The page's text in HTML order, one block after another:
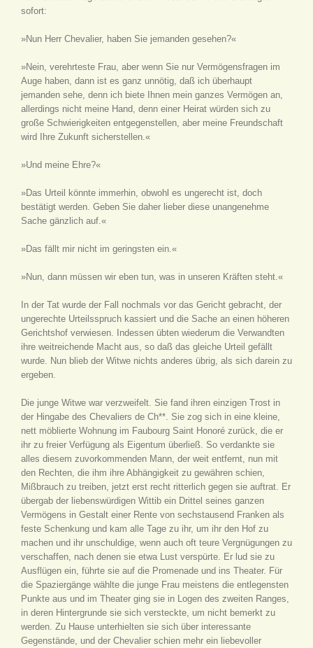
sofort:
»Nun Herr Chevalier, haben Sie jemanden gesehen?«
»Nein, verehrteste Frau, aber wenn Sie nur Vermögensfragen im
Auge haben, dann ist es ganz unnötig, daß ich überhaupt
jemanden sehe, denn ich biete Ihnen mein ganzes Vermögen an,
allerdings nicht meine Hand, denn einer Heirat würden sich zu
große Schwierigkeiten entgegenstellen, aber meine Freundschaft
wird Ihre Zukunft sicherstellen.«
»Und meine Ehre?«
»Das Urteil könnte immerhin, obwohl es ungerecht ist, doch
bestätigt werden. Geben Sie daher lieber diese unangenehme
Sache gänzlich auf.«
»Das fällt mir nicht im geringsten ein.«
»Nun, dann müssen wir eben tun, was in unseren Kräften steht.«
In der Tat wurde der Fall nochmals vor das Gericht gebracht, der
ungerechte Urteilsspruch kassiert und die Sache an einen höheren
Gerichtshof verwiesen. Indessen übten wiederum die Verwandten
ihre weitreichende Macht aus, so daß das gleiche Urteil gefällt
wurde. Nun blieb der Witwe nichts anderes übrig, als sich darein zu
ergeben.
Die junge Witwe war verzweifelt. Sie fand ihren einzigen Trost in
der Hingabe des Chevaliers de Ch**. Sie zog sich in eine kleine,
nett möblierte Wohnung im Faubourg Saint Honoré zurück, die er
ihr zu freier Verfügung als Eigentum überließ. So verdankte sie
alles diesem zuvorkommenden Mann, der weit entfernt, nun mit
den Rechten, die ihm ihre Abhängigkeit zu gewähren schien,
Mißbrauch zu treiben, jetzt erst recht ritterlich gegen sie auftrat. Er
übergab der liebenswürdigen Wittib ein Drittel seines ganzen
Vermögens in Gestalt einer Rente von sechstausend Franken als
feste Schenkung und kam alle Tage zu ihr, um ihr den Hof zu
machen und ihr unschuldige, wenn auch oft teure Vergnügungen zu
verschaffen, nach denen sie etwa Lust verspürte. Er lud sie zu
Ausflügen ein, führte sie auf die Promenade und ins Theater. Für
die Spaziergänge wählte die junge Frau meistens die entlegensten
Punkte aus und im Theater ging sie in Logen des zweiten Ranges,
in deren Hintergrunde sie sich versteckte, um nicht bemerkt zu
werden. Zu Hause unterhielten sie sich über interessante
Gegenstände, und der Chevalier schien mehr ein liebevoller